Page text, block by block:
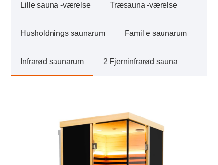
Lille sauna -værelse Træsauna -værelse
Husholdnings saunarum Familie saunarum
Infrarød saunarum 2 Fjerninfrarød sauna